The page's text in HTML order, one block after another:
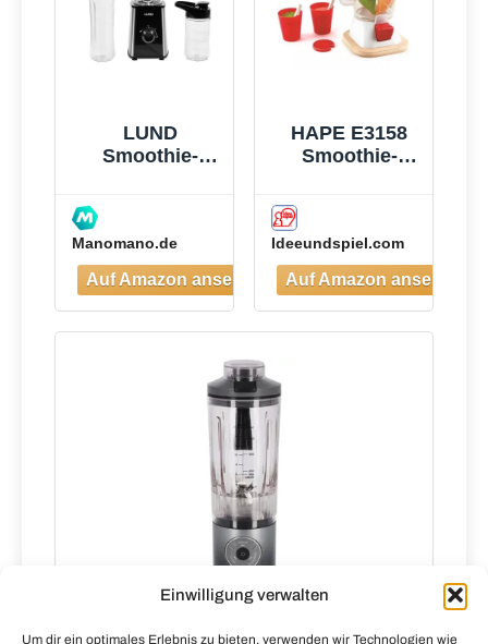
Einwilligung verwalten
Um dir ein optimales Erlebnis zu bieten, verwenden wir Technologien wie
elektrisch für
Shake,
LUND
Smoothie-
Manomano.de
HAPE E3158
Smoothie-
Ideeundspiel.com
Ninja Blast Max Tragbarer